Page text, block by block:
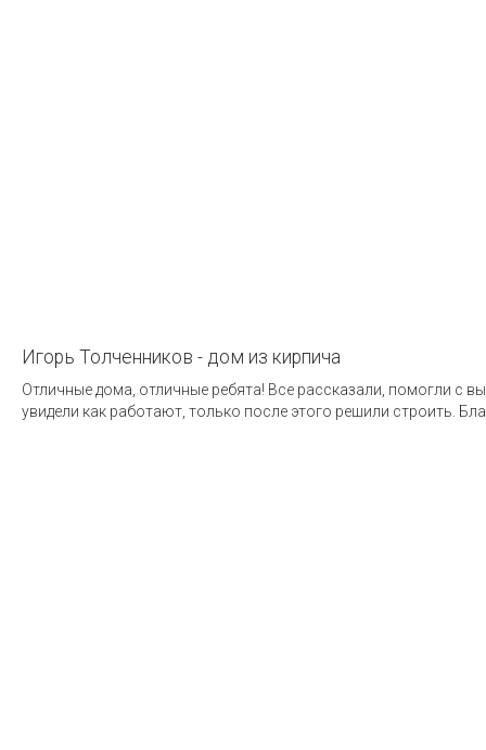
Игорь Толченников - дом из кирпича
Отличные дома, отличные ребята! Все рассказали, помогли с
увидели как работают, только после этого решили строить.